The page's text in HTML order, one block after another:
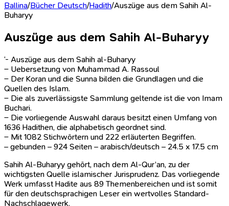
Ballina/Bücher Deutsch/Hadith/Auszüge aus dem Sahih Al-
Buharyy
Auszüge aus dem Sahih Al-Buharyy
‘- Auszüge aus dem Sahih al-Buharyy
– Uebersetzung von Muhammad A. Rassoul
– Der Koran und die Sunna bilden die Grundlagen und die
Quellen des Islam.
– Die als zuverlässigste Sammlung geltende ist die von Imam
Buchari.
– Die vorliegende Auswahl daraus besitzt einen Umfang von
1636 Hadithen, die alphabetisch geordnet sind.
– Mit 1082 Stichwörtern und 222 erläuterten Begriffen.
– gebunden – 924 Seiten – arabisch/deutsch – 24.5 x 17.5 cm
Sahih Al-Buharyy gehört, nach dem Al-Qur’an, zu der
wichtigsten Quelle islamischer Jurisprudenz. Das vorliegende
Werk umfasst Hadite aus 89 Themenbereichen und ist somit
für den deutschsprachigen Leser ein wertvolles Standard-
Nachschlagewerk.